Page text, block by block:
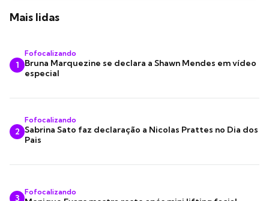
Mais lidas
1
Fofocalizando
Bruna Marquezine se declara a Shawn Mendes em vídeo
especial
2
Fofocalizando
Sabrina Sato faz declaração a Nicolas Prattes no Dia dos
Pais
3
Fofocalizando